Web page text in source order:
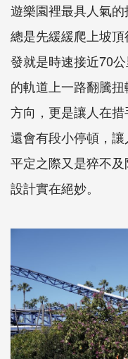
遊樂園裡最具人氣
總是先緩緩爬上坡
發就是時速接近70
的軌道上一路翻騰
方向，更是讓人在
還會有段小停頓，
平定之際又是猝不
設計實在絕妙。